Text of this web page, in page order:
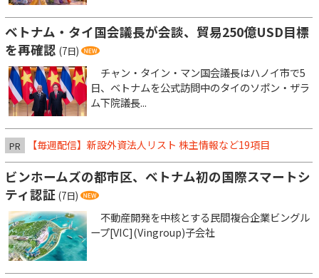
ベトナム・タイ国会議長が会談、貿易250億USD目標
を再確認 (7日)
チャン・タイン・マン国会議長はハノイ市で5
日、ベトナムを公式訪問中のタイのソポン・ザラ
ム下院議長...
PR 【毎週配信】新設外資法人リスト 株主情報など19項目
ビンホームズの都市区、ベトナム初の国際スマートシ
ティ認証 (7日)
不動産開発を中核とする民間複合企業ビングル
ープ[VIC](Vingroup)子会社